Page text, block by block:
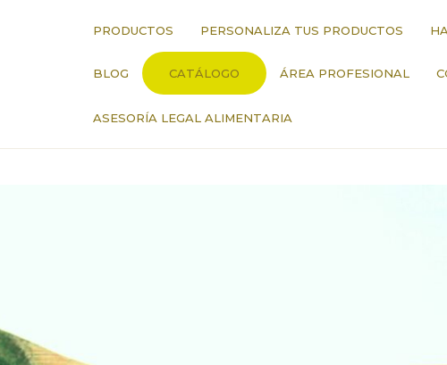
PRODUCTOS PERSONALIZA TUS PRODUCTOS
BLOG CATÁLOGO ÁREA PROFESIONAL
ASESORÍA LEGAL ALIMENTARIA